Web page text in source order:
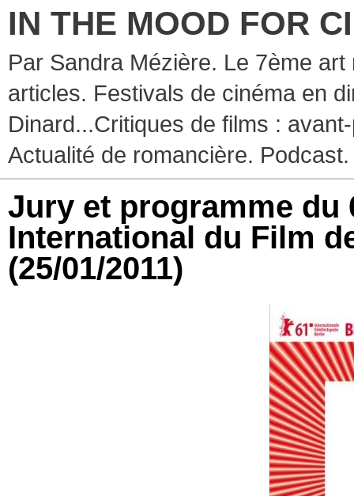
IN THE MOOD FOR
Par Sandra Mézière. Le 7ème
articles. Festivals de cinéma en
Dinard...Critiques de films :
Actualité de romancière. Podcast.
Jury et programme du
International du Film
(25/01/2011)